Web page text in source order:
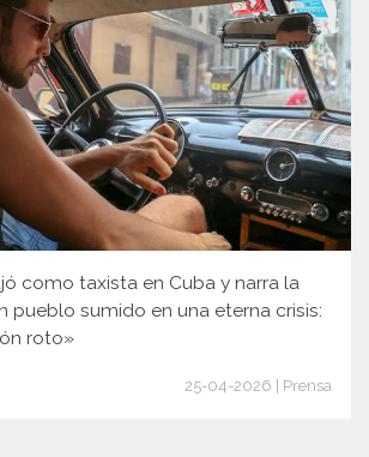
como taxista en Cuba y narra la
pueblo sumido en una eterna crisis:
roto»
25-04-2026 | Prensa